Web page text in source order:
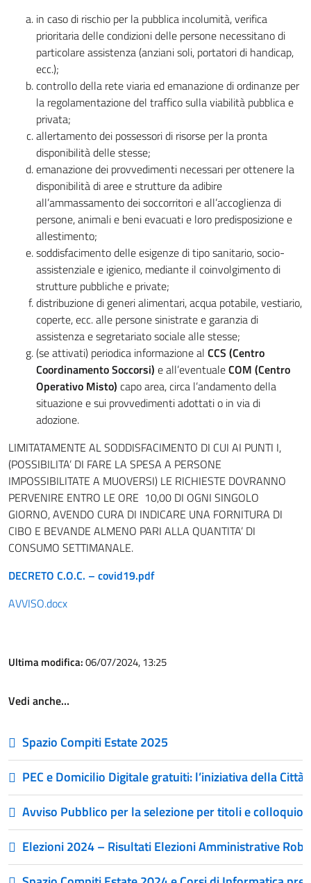
in caso di rischio per la pubblica incolumità, verifica
prioritaria delle condizioni delle persone necessitano di
particolare assistenza (anziani soli, portatori di handicap,
ecc.);
controllo della rete viaria ed emanazione di ordinanze per
la regolamentazione del traffico sulla viabilità pubblica e
privata;
allertamento dei possessori di risorse per la pronta
disponibilità delle stesse;
emanazione dei provvedimenti necessari per ottenere la
disponibilità di aree e strutture da adibire
all’ammassamento dei soccorritori e all’accoglienza di
persone, animali e beni evacuati e loro predisposizione e
allestimento;
soddisfacimento delle esigenze di tipo sanitario, socio-
assistenziale e igienico, mediante il coinvolgimento di
strutture pubbliche e private;
distribuzione di generi alimentari, acqua potabile, vestiario,
coperte, ecc. alle persone sinistrate e garanzia di
assistenza e segretariato sociale alle stesse;
(se attivati) periodica informazione al CCS (Centro
Coordinamento Soccorsi) e all’eventualeCOM (Centro
Operativo Misto) capo area, circa l’andamento della
situazione e sui provvedimenti adottati o in via di
adozione.
LIMITATAMENTE AL SODDISFACIMENTO DI CUI AI PUNTI I,
(POSSIBILITA’ DI FARE LA SPESA A PERSONE
IMPOSSIBILITATE A MUOVERSI) LE RICHIESTE DOVRANNO
PERVENIRE ENTRO LE ORE 10,00 DI OGNI SINGOLO
GIORNO, AVENDO CURA DI INDICARE UNA FORNITURA DI
CIBO E BEVANDE ALMENO PARI ALLA QUANTITA’ DI
CONSUMO SETTIMANALE.
DECRETO C.O.C. – covid19.pdf
AVVISO.docx
Ultima modifica:06/07/2024, 13:25
Vedi anche…
Spazio Compiti Estate 2025
PEC e Domicilio Digitale gratuiti: l’iniziativa della Città
Avviso Pubblico per la selezione per titoli e colloquio
Elezioni 2024 – Risultati Elezioni Amministrative